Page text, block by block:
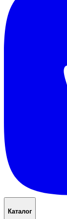
Каталог